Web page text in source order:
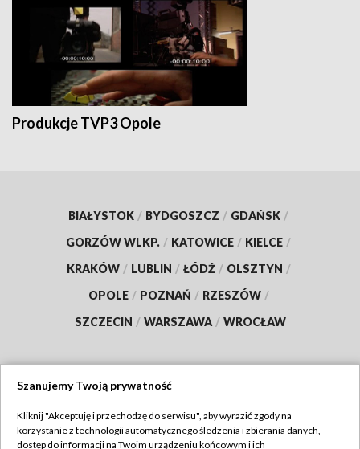
Produkcje TVP3 Opole
BIAŁYSTOK / BYDGOSZCZ / GDAŃSK /
GORZÓW WLKP. / KATOWICE / KIELCE /
KRAKÓW / LUBLIN / ŁÓDŹ / OLSZTYN /
OPOLE / POZNAŃ / RZESZÓW /
SZCZECIN / WARSZAWA / WROCŁAW
TVP
Szanujemy Twoją prywatność
Kliknij "Akceptuję i przechodzę do serwisu", aby wyrazić zgody na
korzystanie z technologii automatycznego śledzenia i zbierania danych,
dostęp do informacji na Twoim urządzeniu końcowym i ich